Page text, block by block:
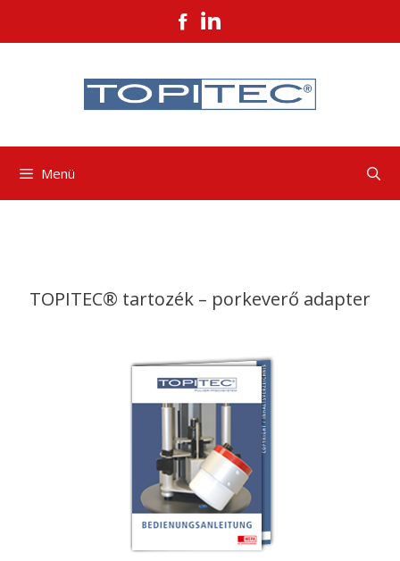
Menü
TOPITEC® tartozék – porkeverő adapter